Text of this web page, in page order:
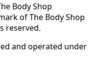
Body Shop
of The Body Shop
reserved.
and operated under